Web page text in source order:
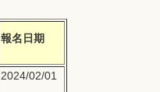
報名日期
2024/02/01